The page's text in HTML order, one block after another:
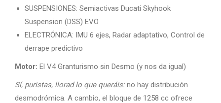
SUSPENSIONES: Semiactivas Ducati Skyhook
Suspension (DSS) EVO
ELECTRÓNICA: IMU 6 ejes, Radar adaptativo, Control de
derrape predictivo
Motor: El V4 Granturismo sin Desmo (y nos da igual)
Sí, puristas, llorad lo que queráis:no hay distribución
desmodrómica. A cambio, el bloque de 1258 cc ofrece